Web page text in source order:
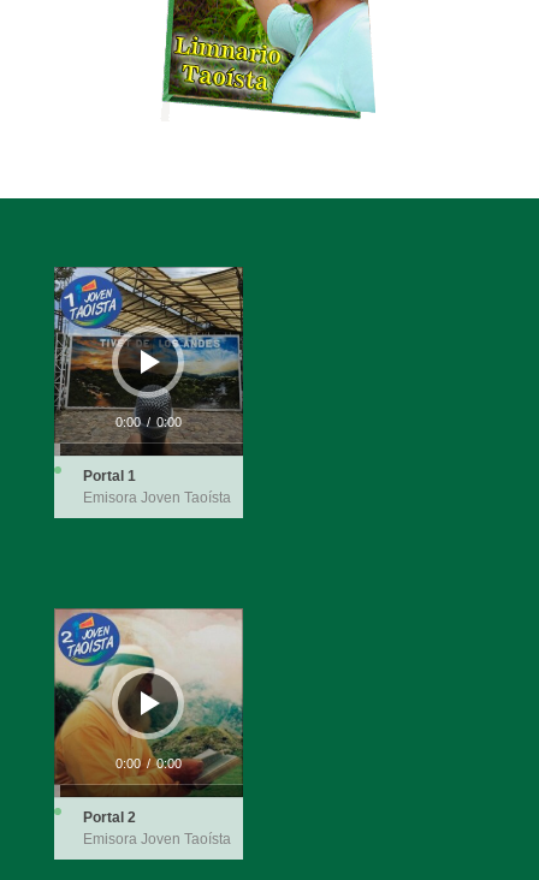
Reproductor
de
audio
0:00 / 0:00
Portal 1
Emisora Joven Taoísta
Reproductor
de
audio
0:00 / 0:00
Portal 2
Emisora Joven Taoísta